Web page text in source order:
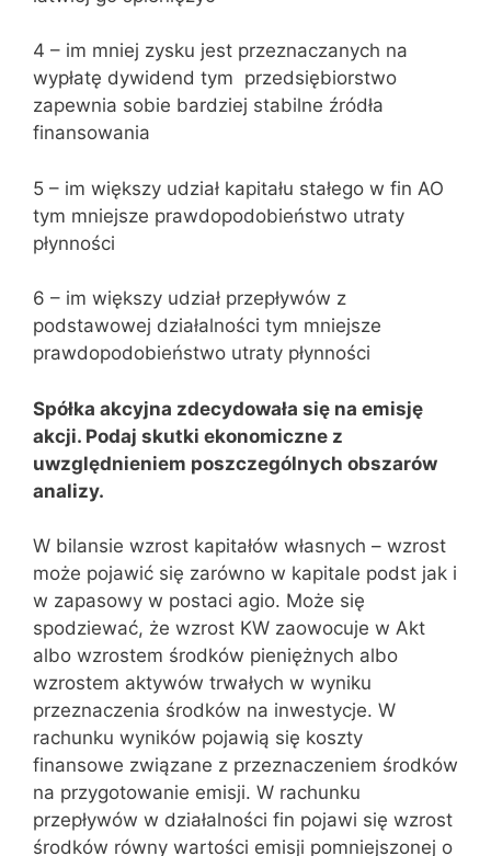
4 – im mniej zysku jest przeznaczanych na
wypłatę dywidend tym przedsiębiorstwo
zapewnia sobie bardziej stabilne źródła
finansowania
5 – im większy udział kapitału stałego w fin AO
tym mniejsze prawdopodobieństwo utraty
płynności
6 – im większy udział przepływów z
podstawowej działalności tym mniejsze
prawdopodobieństwo utraty płynności
Spółka akcyjna zdecydowała się na emisję
akcji. Podaj skutki ekonomiczne z
uwzględnieniem poszczególnych obszarów
analizy.
W bilansie wzrost kapitałów własnych – wzrost
może pojawić się zarówno w kapitale podst jak i
w zapasowy w postaci agio. Może się
spodziewać, że wzrost KW zaowocuje w Akt
albo wzrostem środków pieniężnych albo
wzrostem aktywów trwałych w wyniku
przeznaczenia środków na inwestycje. W
rachunku wyników pojawią się koszty
finansowe związane z przeznaczeniem środków
na przygotowanie emisji. W rachunku
przepływów w działalności fin pojawi się wzrost
środków równy wartości emisji pomniejszonej o